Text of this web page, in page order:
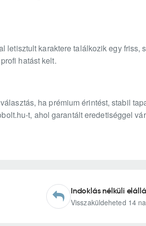
letisztult karaktere találkozik egy friss,
hatást kelt.
ha prémium érintést, stabil
t, ahol garantált eredetiséggel
Indoklás nélküli
Visszaküldeheted 14